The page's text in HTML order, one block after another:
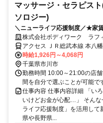
マッサージ・セラピス
ソロジー)
＼ニューライフ応援制度／★家
費用負担 新しい地で新しい人
株式会社ボディワーク ラフ
アクセス ＪＲ総武本線 本八
本八幡〔新宿線〕A2口徒歩約
分 最寄駅：本八幡駅
時給1,926円～4,068円
千葉県市川市
勤務時間 10:00～21:00の店
間を自分で選ぶことが可能で
仕事内容 仕事内容詳細 「い
いけどお金が心配…」 そんな
ライフ応援制度」を活用して
県や長野県...